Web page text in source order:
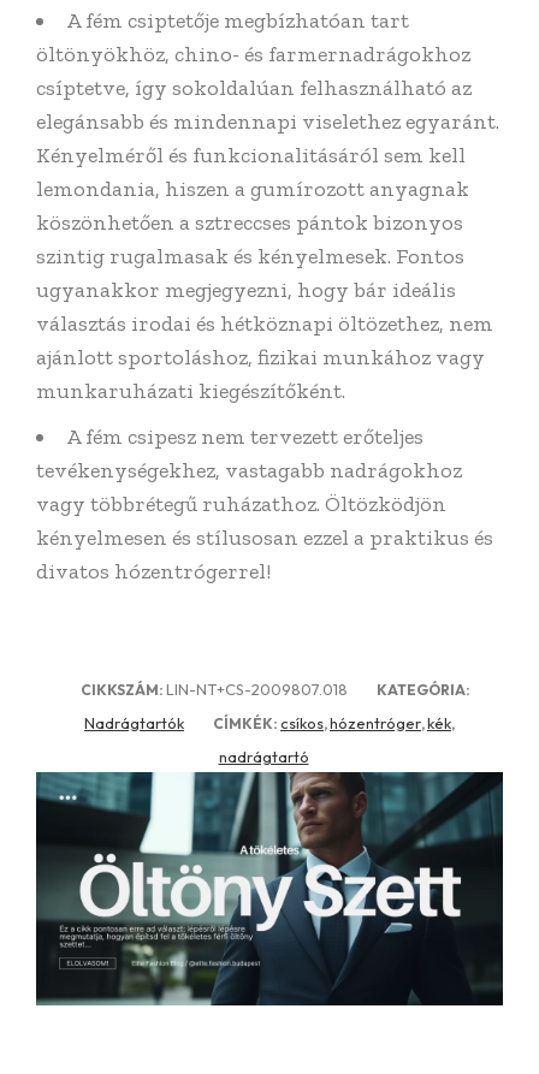
A fém csiptetője megbízhatóan tart
öltönyökhöz, chino- és farmernadrágokhoz
csíptetve, így sokoldalúan felhasználható az
elegánsabb és mindennapi viselethez egyaránt.
Kényelméről és funkcionalitásáról sem kell
lemondania, hiszen a gumírozott anyagnak
köszönhetően a sztreccses pántok bizonyos
szintig rugalmasak és kényelmesek. Fontos
ugyanakkor megjegyezni, hogy bár ideális
választás irodai és hétköznapi öltözethez, nem
ajánlott sportoláshoz, fizikai munkához vagy
munkaruházati kiegészítőként.
A fém csipesz nem tervezett erőteljes
tevékenységekhez, vastagabb nadrágokhoz
vagy többrétegű ruházathoz. Öltözködjön
kényelmesen és stílusosan ezzel a praktikus és
divatos hózentrógerrel!
CIKKSZÁM: LIN-NT+CS-2009807.018 KATEGÓRIA:
Nadrágtartók CÍMKÉK: csíkos,hózentróger,kék,
nadrágtartó